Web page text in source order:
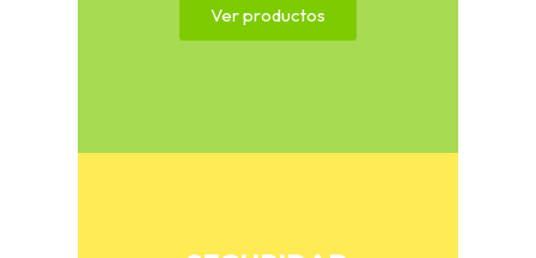
Ver productos